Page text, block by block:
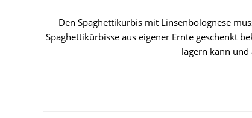
Den Spaghettikürbis mit Linsenbolognese
Spaghettikürbisse aus eigener Ernte geschenkt
lagern kann